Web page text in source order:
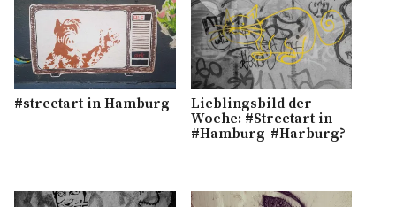
#streetart in Hamburg
Lieblingsbild der
Woche: #Streetart in
#Hamburg-#Harburg?